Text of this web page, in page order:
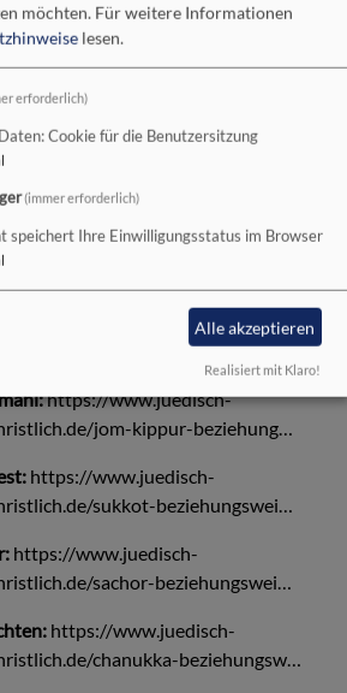
beziehungsweise-christlich.de/bar-
https://www.juedisch-
schawuot-beziehungsw…
namensgebung-beziehu…
https://www.juedisch-
schabbat-beziehungsw…
https://www.juedisch-
tischa-bav-beziehung…
https://www.juedisch-
jom-kippur-beziehung…
https://www.juedisch-
sukkot-beziehungswei…
https://www.juedisch-
sachor-beziehungswei…
https://www.juedisch-
chanukka-beziehungsw…
möchten. Für weitere Informationen
lesen.
erforderlich)
Cookie für die Benutzersitzung
(immer erforderlich)
speichert Ihre Einwilligungsstatus im Browser
Alle akzeptieren
Realisiert mit Klaro!